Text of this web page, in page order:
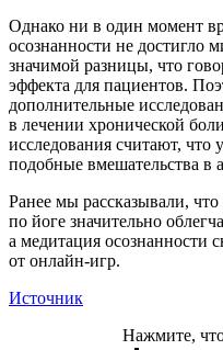
Однако ни в один момент
осознанности не достигло
значимой разницы, что
эффекта для пациентов.
дополнительные
в лечении хронической
исследования считают, что
подобные вмешательства в
Ранее мы рассказывали,
по йоге значительно
а медитация осознанности
от онлайн-игр.
Источник
Нажмите,